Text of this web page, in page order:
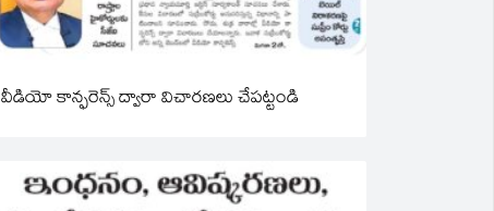
వీడియో కాన్ఫరెన్స్ ద్వారా విచారణలు చేపట్టండి